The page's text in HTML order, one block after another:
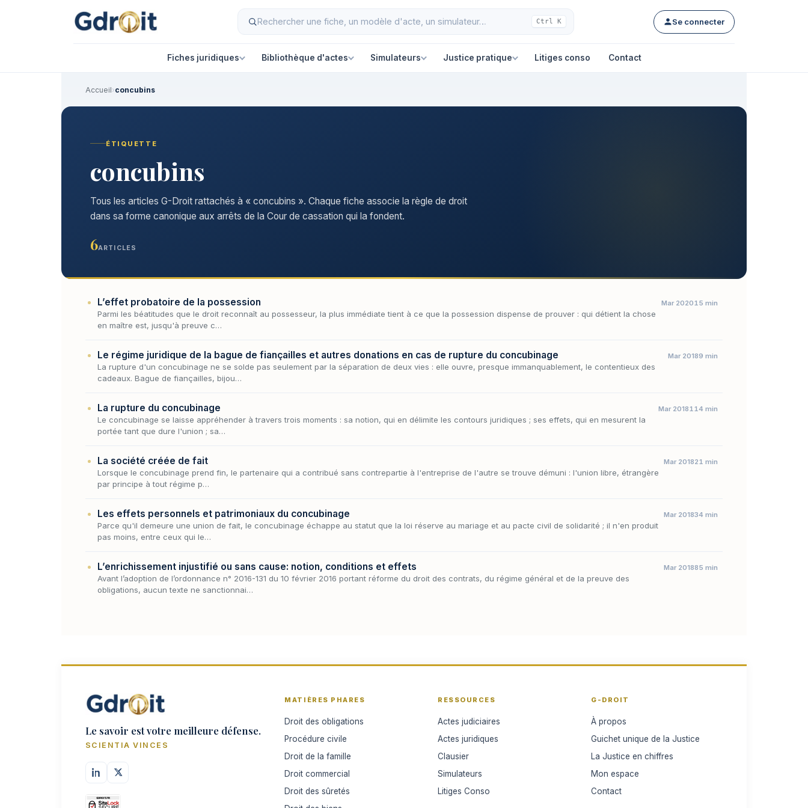
Ctrl K Se connecter
Fiches juridiques Bibliothèque d'actes Simulateurs Justice pratique Litiges conso Contact
Accueil›concubins
ÉTIQUETTE
concubins
Tous les articles G-Droit rattachés à « concubins ». Chaque fiche associe la règle de droit
dans sa forme canonique aux arrêts de la Cour de cassation qui la fondent.
6ARTICLES
L’effet probatoire de la possession
Parmi les béatitudes que le droit reconnaît au possesseur, la plus immédiate tient à ce que la possession dispense de prouver : qui détient la chose
en maître est, jusqu'à preuve c…
Mar 202015 min
Le régime juridique de la bague de fiançailles et autres donations en cas de rupture du concubinage
La rupture d'un concubinage ne se solde pas seulement par la séparation de deux vies : elle ouvre, presque immanquablement, le contentieux des
cadeaux. Bague de fiançailles, bijou…
Mar 20189 min
La rupture du concubinage
Le concubinage se laisse appréhender à travers trois moments : sa notion, qui en délimite les contours juridiques ; ses effets, qui en mesurent la
portée tant que dure l'union ; sa…
Mar 2018114 min
La société créée de fait
Lorsque le concubinage prend fin, le partenaire qui a contribué sans contrepartie à l'entreprise de l'autre se trouve démuni : l'union libre, étrangère
par principe à tout régime p…
Mar 201821 min
Les effets personnels et patrimoniaux du concubinage
Parce qu'il demeure une union de fait, le concubinage échappe au statut que la loi réserve au mariage et au pacte civil de solidarité ; il n'en produit
pas moins, entre ceux qui le…
Mar 201834 min
L’enrichissement injustifié ou sans cause: notion, conditions et effets
Avant l’adoption de l’ordonnance n° 2016-131 du 10 février 2016 portant réforme du droit des contrats, du régime général et de la preuve des
obligations, aucun texte ne sanctionnai…
Mar 201885 min
Le savoir est votre meilleure défense.
SCIENTIA VINCES
MATIÈRES PHARES
Droit des obligations
Procédure civile
Droit de la famille
Droit commercial
Droit des sûretés
RESSOURCES
Actes judiciaires
Actes juridiques
Clausier
Simulateurs
Litiges Conso
G-DROIT
À propos
Guichet unique de la Justice
La Justice en chiffres
Mon espace
Contact